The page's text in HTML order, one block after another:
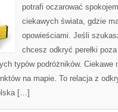
potrafi oczarować
ciekawych świata, gdzie
opowieściami. Jeśli
chcesz odkryć perełki
typów podróżników.
na mapie. To relacja z
[…]